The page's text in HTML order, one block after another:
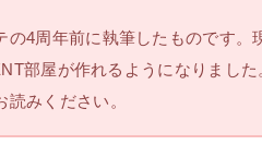
の4周年前に執筆したものです。
部屋が作れるようになりまし
みください。